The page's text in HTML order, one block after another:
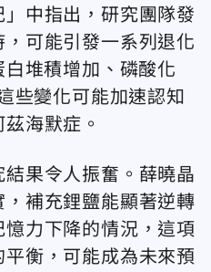
中指出，研究團隊發
可能引發一系列退化
堆積增加、磷酸化
些變化可能加速認知
海默症。
果令人振奮。薛曉晶
補充鋰鹽能顯著逆轉
力下降的情況，這項
衡，可能成為未來預